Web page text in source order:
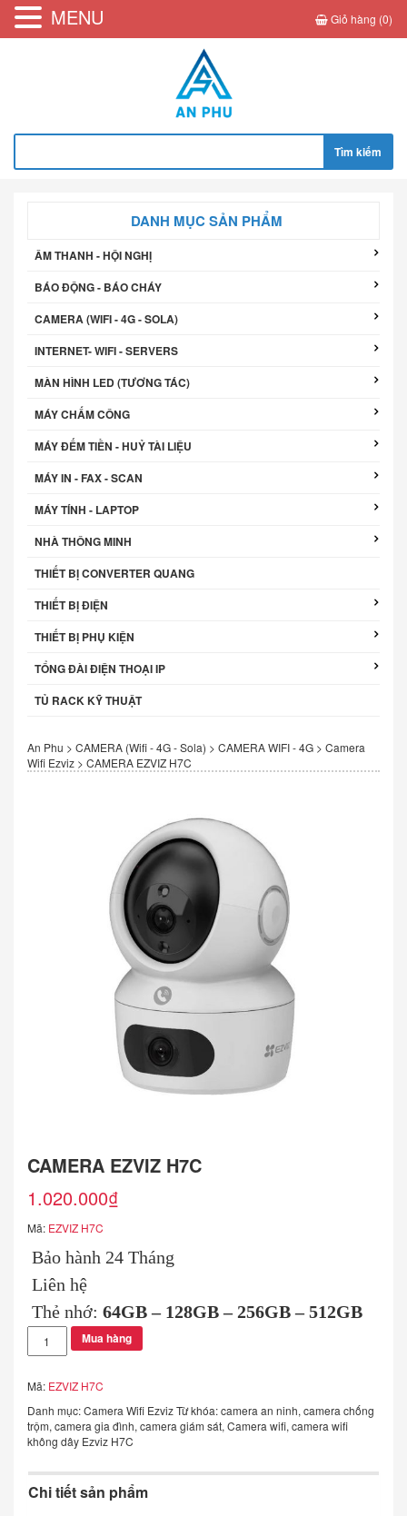
MENU Giỏ hàng (0)
DANH MỤC SẢN PHẨM
ÂM THANH - HỘI NGHỊ
BÁO ĐỘNG - BÁO CHÁY
CAMERA (WIFI - 4G - SOLA)
INTERNET- WIFI - SERVERS
MÀN HÌNH LED (TƯƠNG TÁC)
MÁY CHẤM CÔNG
MÁY ĐẾM TIỀN - HUỶ TÀI LIỆU
MÁY IN - FAX - SCAN
MÁY TÍNH - LAPTOP
NHÀ THÔNG MINH
THIẾT BỊ CONVERTER QUANG
THIẾT BỊ ĐIỆN
THIẾT BỊ PHỤ KIỆN
TỔNG ĐÀI ĐIỆN THOẠI IP
TỦ RACK KỸ THUẬT
An Phu > CAMERA (Wifi - 4G - Sola) > CAMERA WIFI - 4G > Camera
Wifi Ezviz > CAMERA EZVIZ H7C
CAMERA EZVIZ H7C
1.020.000₫
Mã: EZVIZ H7C
Bảo hành 24 Tháng
Liên hệ
Thẻ nhớ: 64GB– 128GB–256GB–512GB
CAMERA
EZVIZ
số
Mua hàng
Mã: EZVIZ H7C
Danh mục:Camera Wifi EzvizTừ khóa:camera an ninh, camera chống
trộm, camera gia đình, camera giám sát, Camera wifi, camera wifi
không dây Ezviz H7C
Chi tiết sản phẩm